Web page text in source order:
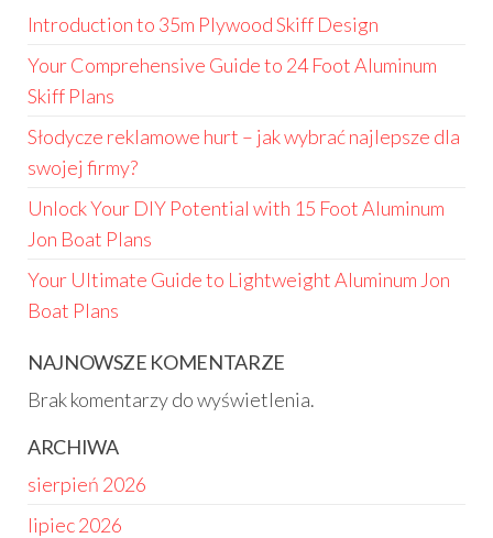
Introduction to 35m Plywood Skiff Design
Your Comprehensive Guide to 24 Foot Aluminum
Skiff Plans
Słodycze reklamowe hurt – jak wybrać najlepsze dla
swojej firmy?
Unlock Your DIY Potential with 15 Foot Aluminum
Jon Boat Plans
Your Ultimate Guide to Lightweight Aluminum Jon
Boat Plans
NAJNOWSZE KOMENTARZE
Brak komentarzy do wyświetlenia.
ARCHIWA
sierpień 2026
lipiec 2026